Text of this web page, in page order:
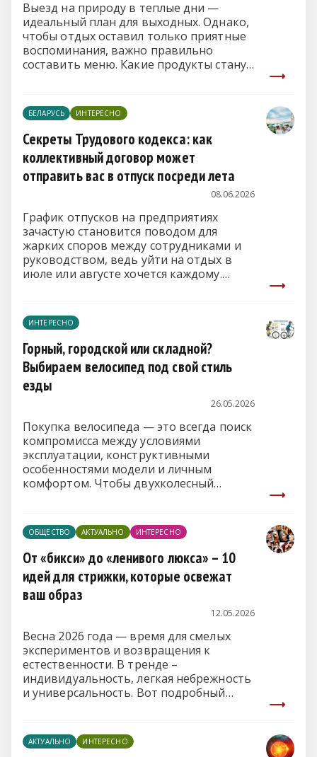
Выезд на природу в теплые дни —
идеальный план для выходных. Однако,
чтобы отдых оставил только приятные
воспоминания, важно правильно
составить меню. Какие продукты станут
БЕЛАРУСЬ ИНТЕРЕСНО
Секреты Трудового кодекса: как
коллективный договор может
отправить вас в отпуск посреди лета
08.06.2026
График отпусков на предприятиях
зачастую становится поводом для
жарких споров между сотрудниками и
руководством, ведь уйти на отдых в
июле или августе хочется каждому.
перечень сотрудников, чьи пожелания
наниматель обязан удовлетворить в
первую очередь. В пресс-службе
Министерства труда и социальной
защиты напомнили, какие категории
работников имеют законное право
сами выбирать удобное время для
ИНТЕРЕСНО
Горный, городской или складной?
Выбираем велосипед под свой стиль
езды
26.05.2026
Покупка велосипеда — это всегда поиск
компромисса между условиями
эксплуатации, конструктивными
особенностями модели и личным
комфортом. Чтобы двухколесный
маркетинговые лозунги, а на четкие
технические критерии.
ОБЩЕСТВО АКТУАЛЬНО ИНТЕРЕСНО
От «бикси» до «ленивого люкса» – 10
идей для стрижки, которые освежат
ваш образ
12.05.2026
Весна 2026 года — время для смелых
экспериментов и возвращения к
естественности. В тренде –
индивидуальность, легкая небрежность
и универсальность. Вот подробный
АКТУАЛЬНО ИНТЕРЕСНО